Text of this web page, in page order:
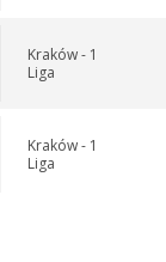
Kraków - 1
Liga
Kraków - 1
Liga